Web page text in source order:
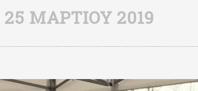
25 ΜΑΡΤΊΟΥ 2019